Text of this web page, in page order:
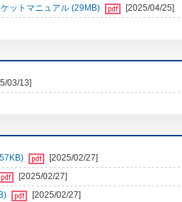
ットマニュアル (29MB) [2025/04/25]
03/13]
[2025/02/27]
[2025/02/27]
[2025/02/27]